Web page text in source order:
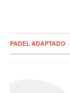
PADEL ADAPTADO